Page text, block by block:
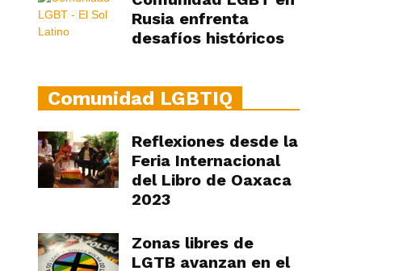
Rusia enfrenta
desafíos históricos
Comunidad LGBTIQ
Reflexiones desde la
Feria Internacional
del Libro de Oaxaca
2023
Zonas libres de
LGTB avanzan en el